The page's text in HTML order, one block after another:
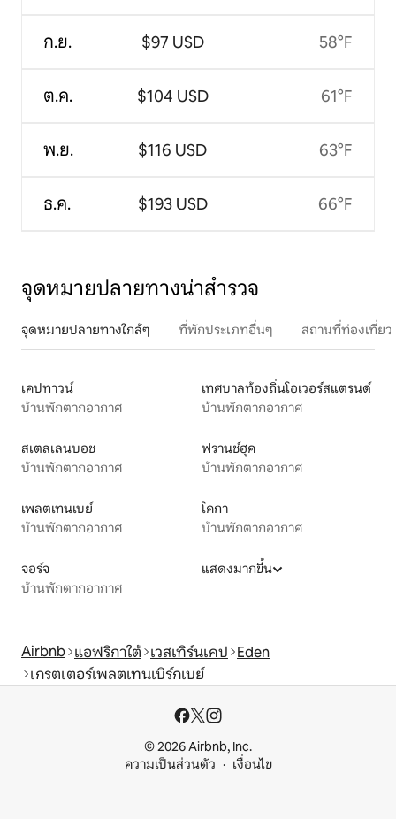
ก.ย.
ต.ค.
พ.ย.
ธ.ค.
$97 USD
$104 USD
$116 USD
$193 USD
58°F
61°F
63°F
66°F
จุดหมายปลายทางน่าสำรวจ
จุดหมายปลายทางใกล้ๆ ที่พักประเภทอื่นๆ สถานที่ท่องเที่ย
เคปทาวน์
บ้านพักตากอากาศ
เทศบาลท้องถิ่นโอเวอร์สแตรนด์
บ้านพักตากอากาศ
สเตลเลนบอช
บ้านพักตากอากาศ
ฟรานช์ฮุค
บ้านพักตากอากาศ
เพลตเทนเบย์
บ้านพักตากอากาศ
โคกา
บ้านพักตากอากาศ
จอร์จ
บ้านพักตากอากาศ
แสดงมากขึ้น
Airbnb แอฟริกาใต้ เวสเทิร์นเคป Eden
เกรตเตอร์เพลตเทนเบิร์กเบย์
© 2026 Airbnb, Inc.
ความเป็นส่วนตัว
เงื่อนไข